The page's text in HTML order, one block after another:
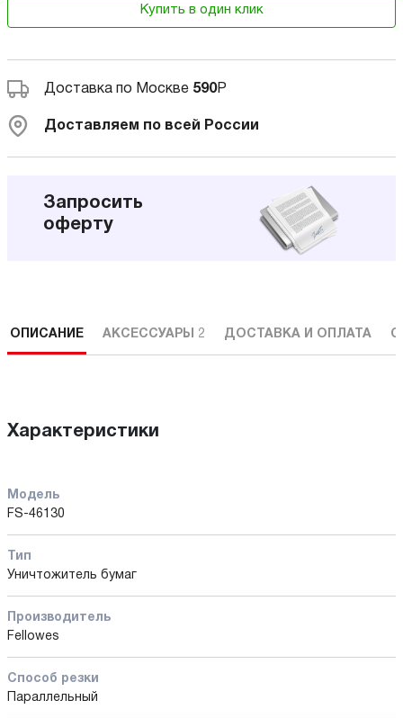
Купить в один клик
Доставка по Москве 590Р
Доставляем по всей России
Запросить
оферту
ОПИСАНИЕ АКСЕССУАРЫ 2 ДОСТАВКА И ОПЛАТА
Характеристики
Модель
FS-46130
Тип
Уничтожитель бумаг
Производитель
Fellowes
Способ резки
Параллельный